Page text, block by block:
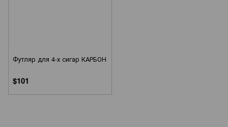
Футляр для 4-х сигар КАРБОН
$101